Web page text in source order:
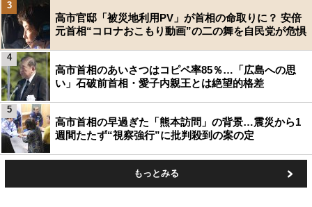
高市官邸「被災地利用PV」が首相の命取りに？ 安倍
元首相“コロナおこもり動画”の二の舞を自民党が危惧
3
高市首相のあいさつはコピペ率85％…「広島への思
い」石破前首相・愛子内親王とは絶望的格差
4
高市首相の早過ぎた「熊本訪問」の背景…震災から1
週間たたず“視察強行”に批判殺到の案の定
5
もっとみる